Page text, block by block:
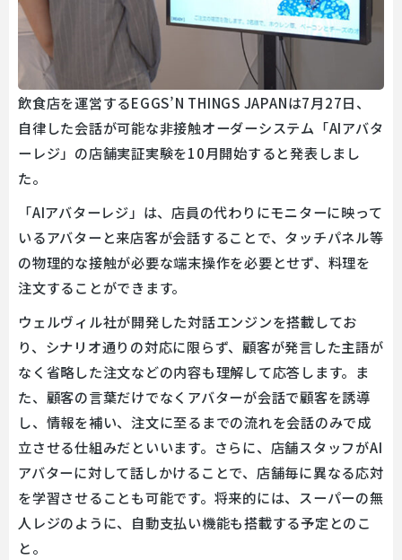
飲食店を運営するEGGS’N THINGS JAPANは7月27日、
自律した会話が可能な非接触オーダーシステム「AIアバタ
ーレジ」の店舗実証実験を10月開始すると発表しまし
た。
「AIアバターレジ」は、店員の代わりにモニターに映って
いるアバターと来店客が会話することで、タッチパネル等
の物理的な接触が必要な端末操作を必要とせず、料理を
注文することができます。
ウェルヴィル社が開発した対話エンジンを搭載してお
り、シナリオ通りの対応に限らず、顧客が発言した主語が
なく省略した注文などの内容も理解して応答します。ま
た、顧客の言葉だけでなくアバターが会話で顧客を誘導
し、情報を補い、注文に至るまでの流れを会話のみで成
立させる仕組みだといいます。さらに、店舗スタッフがAI
アバターに対して話しかけることで、店舗毎に異なる応対
を学習させることも可能です。将来的には、スーパーの無
人レジのように、自動支払い機能も搭載する予定とのこ
と。